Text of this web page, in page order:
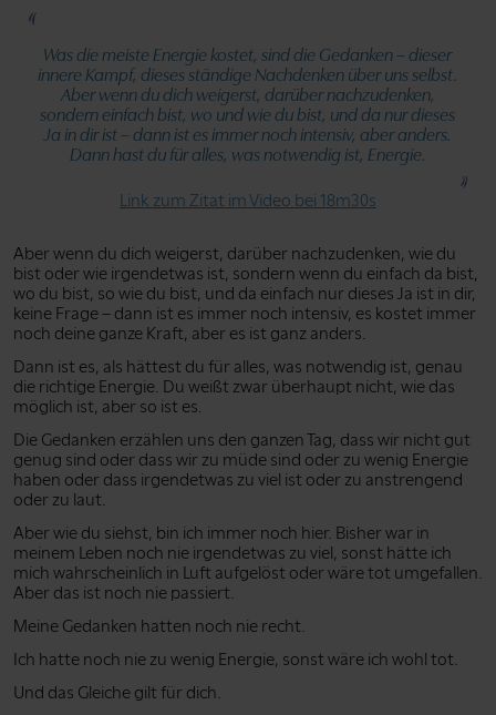
Was die meiste Energie kostet, sind die Gedanken – dieser
innere Kampf, dieses ständige Nachdenken über uns selbst.
Aber wenn du dich weigerst, darüber nachzudenken,
sondern einfach bist, wo und wie du bist, und da nur dieses
Ja in dir ist – dann ist es immer noch intensiv, aber anders.
Dann hast du für alles, was notwendig ist, Energie.
Link zum Zitat im Video bei 18m30s
Aber wenn du dich weigerst, darüber nachzudenken, wie du
bist oder wie irgendetwas ist, sondern wenn du einfach da bist,
wo du bist, so wie du bist, und da einfach nur dieses Ja ist in dir,
keine Frage – dann ist es immer noch intensiv, es kostet immer
noch deine ganze Kraft, aber es ist ganz anders.
Dann ist es, als hättest du für alles, was notwendig ist, genau
die richtige Energie. Du weißt zwar überhaupt nicht, wie das
möglich ist, aber so ist es.
Die Gedanken erzählen uns den ganzen Tag, dass wir nicht gut
genug sind oder dass wir zu müde sind oder zu wenig Energie
haben oder dass irgendetwas zu viel ist oder zu anstrengend
oder zu laut.
Aber wie du siehst, bin ich immer noch hier. Bisher war in
meinem Leben noch nie irgendetwas zu viel, sonst hätte ich
mich wahrscheinlich in Luft aufgelöst oder wäre tot umgefallen.
Aber das ist noch nie passiert.
Meine Gedanken hatten noch nie recht.
Ich hatte noch nie zu wenig Energie, sonst wäre ich wohl tot.
Und das Gleiche gilt für dich.